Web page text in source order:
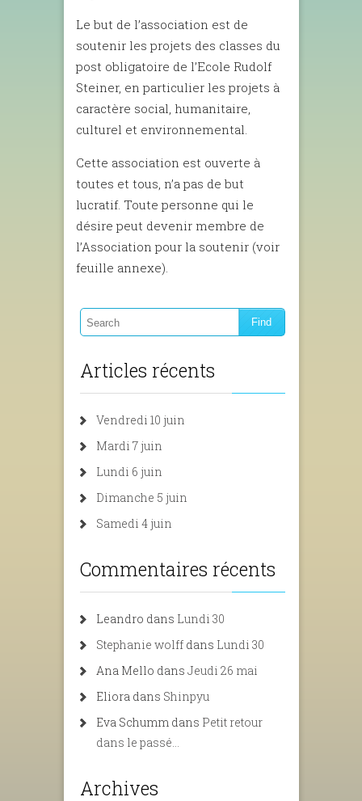
Le but de l’association est de
soutenir les projets des classes du
post obligatoire de l’Ecole Rudolf
Steiner, en particulier les projets à
caractère social, humanitaire,
culturel et environnemental.
Cette association est ouverte à
toutes et tous, n’a pas de but
lucratif. Toute personne qui le
désire peut devenir membre de
l’Association pour la soutenir (voir
feuille annexe).
Articles récents
Vendredi 10 juin
Mardi 7 juin
Lundi 6 juin
Dimanche 5 juin
Samedi 4 juin
Commentaires récents
Leandro dans Lundi 30
Stephanie wolff dans Lundi 30
Ana Mello dans Jeudi 26 mai
Eliora dans Shinpyu
Eva Schumm dans Petit retour
dans le passé…
Archives